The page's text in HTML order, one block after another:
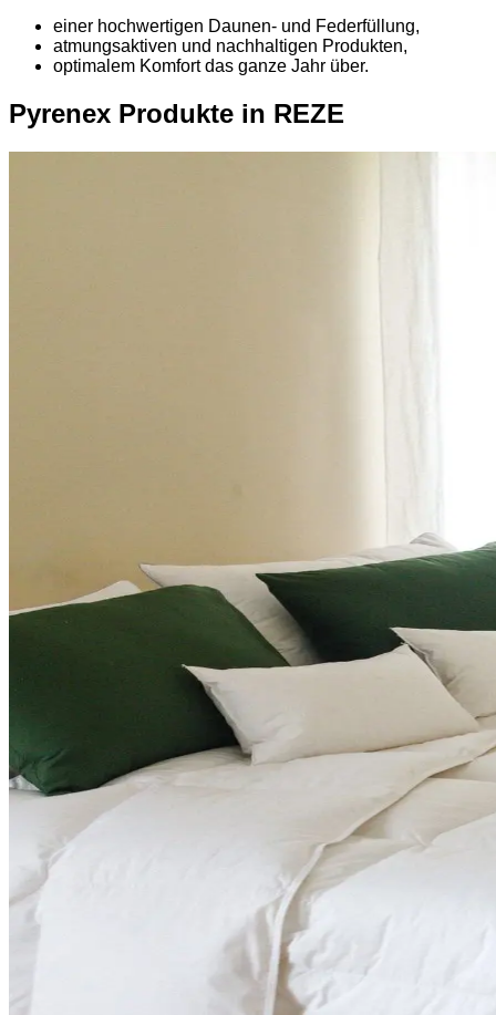
einer hochwertigen Daunen- und Federfüllung,
atmungsaktiven und nachhaltigen Produkten,
optimalem Komfort das ganze Jahr über.
Pyrenex Produkte in REZE